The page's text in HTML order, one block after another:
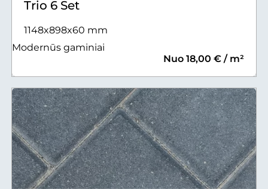
Trio 6 Set
1148x898x60 mm
Modernūs gaminiai
Nuo 18,00 € / m²